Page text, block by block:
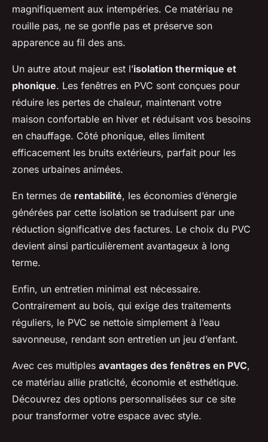
magnifiquement aux intempéries. Ce matériau ne
rouille pas, ne se gonfle pas et préserve son
apparence au fil des ans.
Un autre atout majeur est l’isolation thermique et
phonique. Les fenêtres en PVC sont conçues pour
réduire les pertes de chaleur, maintenant votre
maison confortable en hiver et réduisant vos besoins
en chauffage. Côté phonique, elles limitent
efficacement les bruits extérieurs, parfait pour les
zones urbaines animées.
En termes de rentabilité, les économies d’énergie
générées par cette isolation se traduisent par une
réduction significative des factures. Le choix du PVC
devient ainsi particulièrement avantageux à long
terme.
Enfin, un entretien minimal est nécessaire.
Contrairement au bois, qui exige des traitements
réguliers, le PVC se nettoie simplement à l’eau
savonneuse, rendant son entretien un jeu d’enfant.
Avec ces multiples avantages des fenêtres en PVC,
ce matériau allie praticité, économie et esthétique.
Découvrez des options personnalisées sur ce site
pour transformer votre espace avec style.